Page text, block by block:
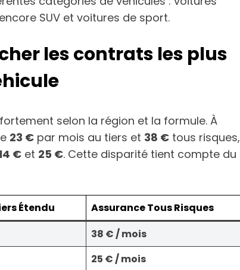
SUV et voitures de sport.
les contrats les plus
selon la région et la formule. À
23 € par mois au tiers et 38 € tous risques,
€ et 25 €. Cette disparité tient compte du
Étendu
Assurance Tous Risques
38 € / mois
25 € / mois